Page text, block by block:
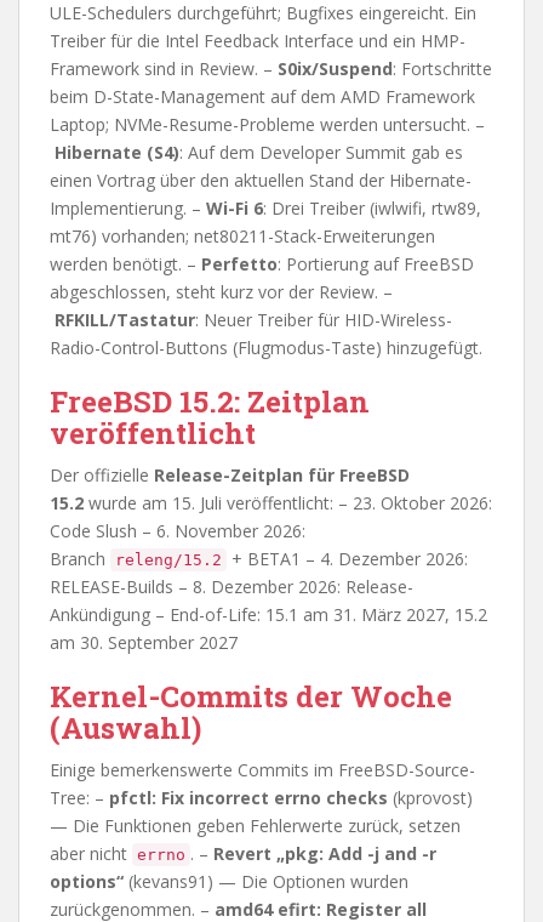
ULE-Schedulers durchgeführt; Bugfixes eingereicht. Ein
Treiber für die Intel Feedback Interface und ein HMP-
Framework sind in Review. – S0ix/Suspend: Fortschritte
beim D-State-Management auf dem AMD Framework
Laptop; NVMe-Resume-Probleme werden untersucht. –
Hibernate (S4): Auf dem Developer Summit gab es
einen Vortrag über den aktuellen Stand der Hibernate-
Implementierung. – Wi-Fi 6: Drei Treiber (iwlwifi, rtw89,
mt76) vorhanden; net80211-Stack-Erweiterungen
werden benötigt. – Perfetto: Portierung auf FreeBSD
abgeschlossen, steht kurz vor der Review. –
RFKILL/Tastatur: Neuer Treiber für HID-Wireless-
Radio-Control-Buttons (Flugmodus-Taste) hinzugefügt.
FreeBSD 15.2: Zeitplan
veröffentlicht
Der offizielle Release-Zeitplan für FreeBSD
15.2 wurde am 15. Juli veröffentlicht: – 23. Oktober 2026:
Code Slush – 6. November 2026:
Branch
releng/15.2
+ BETA1 – 4. Dezember 2026:
RELEASE-Builds – 8. Dezember 2026: Release-
Ankündigung – End-of-Life: 15.1 am 31. März 2027, 15.2
am 30. September 2027
Kernel-Commits der Woche
(Auswahl)
Einige bemerkenswerte Commits im FreeBSD-Source-
Tree: – pfctl: Fix incorrect errno checks (kprovost)
— Die Funktionen geben Fehlerwerte zurück, setzen
aber nicht errno . – Revert „pkg: Add -j and -r
options“ (kevans91) — Die Optionen wurden
zurückgenommen. – amd64 efirt: Register all